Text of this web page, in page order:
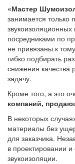
«Мастер
занимается только
посредниками по
не привязаны к
гибко подбирать
снижения
задачу.
Кроме того, а это
компаний,
В некоторых
материалы без
для заказчика.
в проектировании
звукоизоляции.